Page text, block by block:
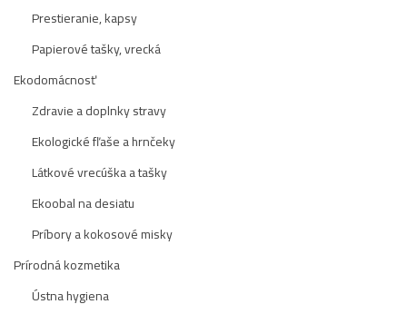
Prestieranie, kapsy
Papierové tašky, vrecká
Ekodomácnosť
Zdravie a doplnky stravy
Ekologické fľaše a hrnčeky
Látkové vrecúška a tašky
Ekoobal na desiatu
Príbory a kokosové misky
Prírodná kozmetika
Ústna hygiena